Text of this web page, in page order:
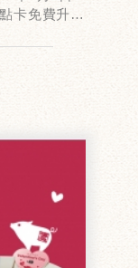
卡免費升級